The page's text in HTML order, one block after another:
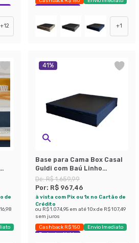
+12
Exclusivo Mobly
+1
de
41%
Base para Cama Box Casal
Guldi com Baú Linho
(47x138x188 cm) Azul
Marinho
De:R$ 1.659,99
Por: R$ 967,46
à vista com Pix ou 1x no Cartão de
Crédito
ou R$ 1.074,95 em até10x de R$ 107,49
sem juros
Cashback R$ 150
Envio Imediato
Exclusivo Mobly